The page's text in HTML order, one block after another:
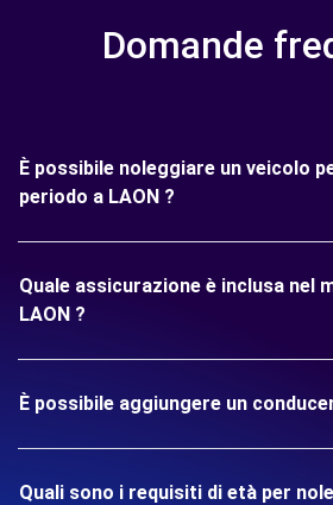
Domande
È possibile noleggiare un veicolo
periodo a LAON ?
Quale assicurazione è inclusa nel
LAON ?
È possibile aggiungere un
Quali sono i requisiti di età per